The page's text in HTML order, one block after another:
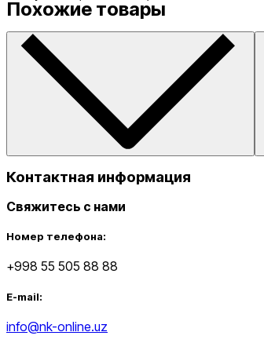
Похожие товары
Контактная информация
Свяжитесь с нами
Номер телефона:
+998 55 505 88 88
E-mail:
info@nk-online.uz